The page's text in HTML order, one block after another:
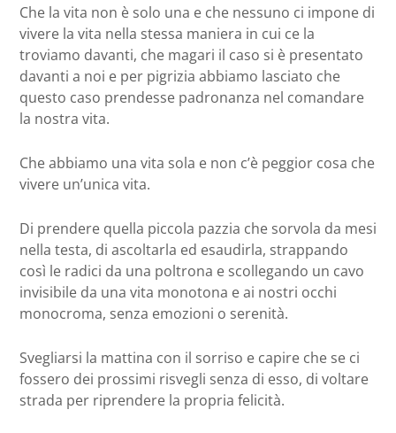
Che la vita non è solo una e che nessuno ci impone di
vivere la vita nella stessa maniera in cui ce la
troviamo davanti, che magari il caso si è presentato
davanti a noi e per pigrizia abbiamo lasciato che
questo caso prendesse padronanza nel comandare
la nostra vita.
Che abbiamo una vita sola e non c’è peggior cosa che
vivere un’unica vita.
Di prendere quella piccola pazzia che sorvola da mesi
nella testa, di ascoltarla ed esaudirla, strappando
così le radici da una poltrona e scollegando un cavo
invisibile da una vita monotona e ai nostri occhi
monocroma, senza emozioni o serenità.
Svegliarsi la mattina con il sorriso e capire che se ci
fossero dei prossimi risvegli senza di esso, di voltare
strada per riprendere la propria felicità.